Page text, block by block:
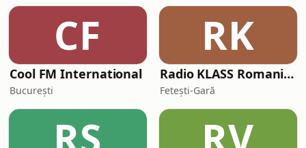
CF
Cool FM International
București
RK
Radio KLASS Romania. The voice of your heart
Fetești-Gară